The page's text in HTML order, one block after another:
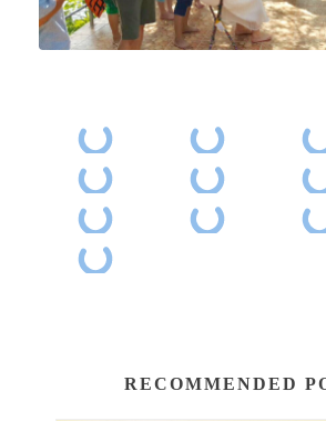
RECOMMENDED